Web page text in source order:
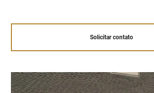
Solicitar contato